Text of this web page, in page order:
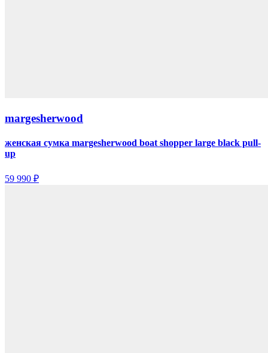
margesherwood
женская сумка margesherwood boat shopper large black pull-
up
59 990 ₽